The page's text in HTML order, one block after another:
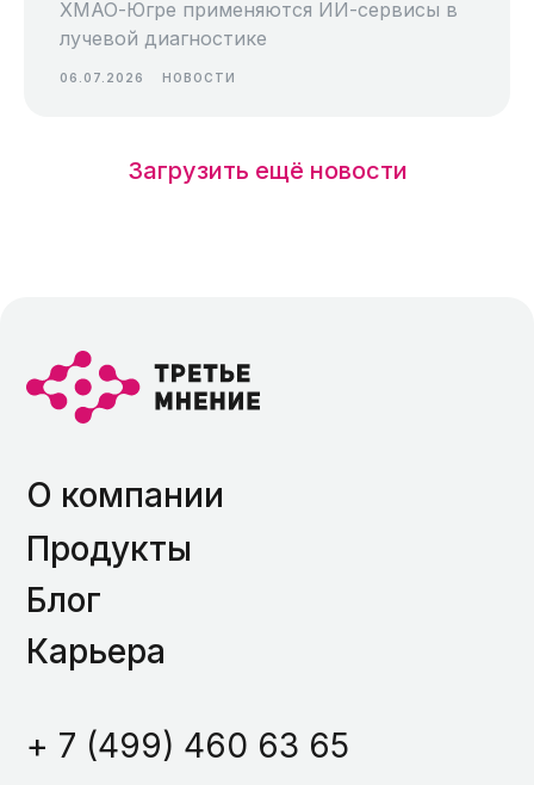
ХМАО-Югре применяются ИИ-сервисы в
лучевой диагностике
06.07.2026 НОВОСТИ
Загрузить ещё новости